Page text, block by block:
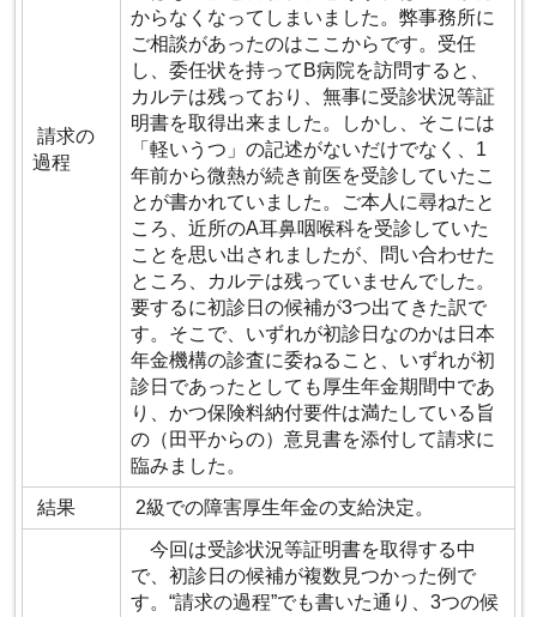
請求の
過程
からなくなってしまいました。弊事務所に
ご相談があったのはここからです。受任
し、委任状を持ってB病院を訪問すると、
カルテは残っており、無事に受診状況等証
明書を取得出来ました。しかし、そこには
「軽いうつ」の記述がないだけでなく、1
年前から微熱が続き前医を受診していたこ
とが書かれていました。ご本人に尋ねたと
ころ、近所のA耳鼻咽喉科を受診していた
ことを思い出されましたが、問い合わせた
ところ、カルテは残っていませんでした。
要するに初診日の候補が3つ出てきた訳で
す。そこで、いずれが初診日なのかは日本
年金機構の診査に委ねること、いずれが初
診日であったとしても厚生年金期間中であ
り、かつ保険料納付要件は満たしている旨
の（田平からの）意見書を添付して請求に
臨みました。
結果 2級での障害厚生年金の支給決定。
今回は受診状況等証明書を取得する中
で、初診日の候補が複数見つかった例で
す。“請求の過程”でも書いた通り、3つの候